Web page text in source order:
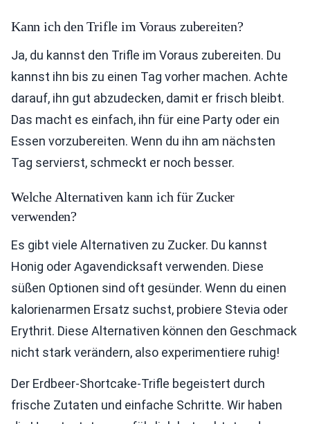
Kann ich den Trifle im Voraus zubereiten?
Ja, du kannst den Trifle im Voraus zubereiten. Du
kannst ihn bis zu einen Tag vorher machen. Achte
darauf, ihn gut abzudecken, damit er frisch bleibt.
Das macht es einfach, ihn für eine Party oder ein
Essen vorzubereiten. Wenn du ihn am nächsten
Tag servierst, schmeckt er noch besser.
Welche Alternativen kann ich für Zucker
verwenden?
Es gibt viele Alternativen zu Zucker. Du kannst
Honig oder Agavendicksaft verwenden. Diese
süßen Optionen sind oft gesünder. Wenn du einen
kalorienarmen Ersatz suchst, probiere Stevia oder
Erythrit. Diese Alternativen können den Geschmack
nicht stark verändern, also experimentiere ruhig!
Der Erdbeer-Shortcake-Trifle begeistert durch
frische Zutaten und einfache Schritte. Wir haben